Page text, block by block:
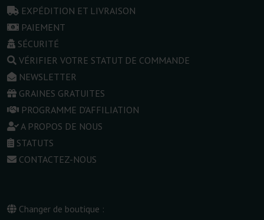
EXPÉDITION ET LIVRAISON
PAIEMENT
SÉCURITÉ
VÉRIFIER VOTRE STATUT DE COMMANDE
NEWSLETTER
GRAINES GRATUITES
PROGRAMME D'AFFILIATION
A PROPOS DE NOUS
STATUTS
CONTACTEZ-NOUS
Changer de boutique :